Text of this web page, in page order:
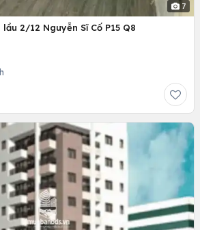
7
2/12 Nguyễn Sĩ Cố P15 Q8